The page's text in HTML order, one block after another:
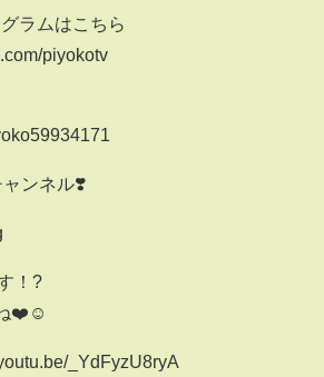
ラムはこちら
piyokotv
ンネル❣️
！?
ね❤️☺
_YdFyzU8ryA